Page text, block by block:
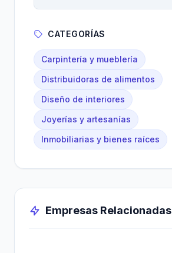
CATEGORÍAS
Carpintería y mueblería
Distribuidoras de alimentos
Diseño de interiores
Joyerías y artesanías
Inmobiliarias y bienes raíces
Empresas Relacionadas